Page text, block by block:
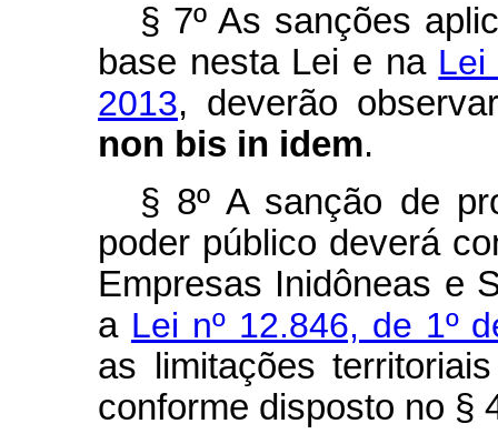
§ 7º As sanções
base nesta Lei e na Lei
2013, deverão
non bis in idem.
§ 8º A sanção de
poder público deverá
Empresas Inidôneas e
a Lei nº 12.846, de 1º
as limitações
conforme disposto no §